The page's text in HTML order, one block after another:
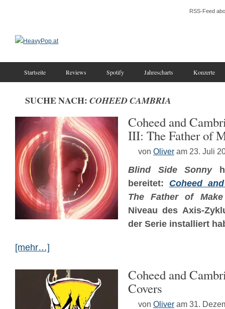
RSS-Feed
Startseite Reviews Spotify Jahrescharts Konzerte
SUCHE NACH: COHEED CAMBRIA
Coheed and
III: The Father of
von Oliver am 23. Juli
Blind Side Sonny
bereitet: Coheed
The Father of
Niveau des Axis-
der Serie installiert
[mehr…]
Coheed and
Covers
von Oliver am 31.